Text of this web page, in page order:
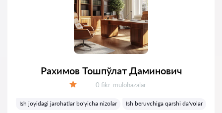
Рахимов Тошпўлат Даминович
Fikrlar:
0 fikr-mulohazalar
Ish joyidagi jarohatlar bo'yicha nizolar
Ish beruvchiga qarshi da'volar